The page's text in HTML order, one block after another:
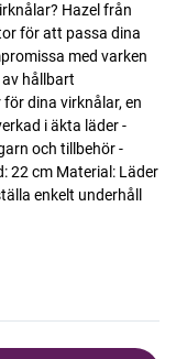
Hazel från
för att passa dina
med varken
hållbart
dina virknålar, en
i äkta läder -
och tillbehör -
22 cm Material: Läder
enkelt underhåll